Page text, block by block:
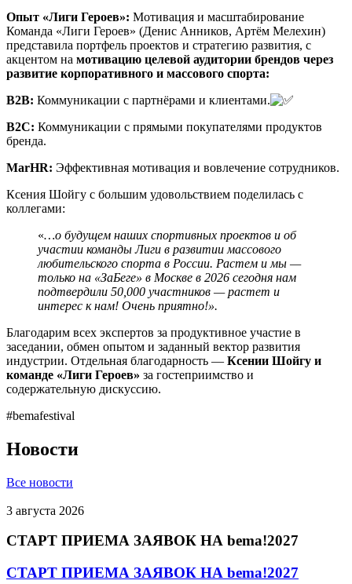
Опыт «Лиги Героев»: Мотивация и масштабирование
Команда «Лиги Героев» (Денис Анников, Артём Мелехин)
представила портфель проектов и стратегию развития, с
акцентом на мотивацию целевой аудитории брендов через
развитие корпоративного и массового спорта:
B2B: Коммуникации с партнёрами и клиентами.
В2С: Коммуникации с прямыми покупателями продуктов
бренда.
MarHR: Эффективная мотивация и вовлечение сотрудников.
Ксения Шойгу с большим удовольствием поделилась с
коллегами:
«…о будущем наших спортивных проектов и об
участии команды Лиги в развитии массового
любительского спорта в России. Растем и мы —
только на «ЗаБеге» в Москве в 2026 сегодня нам
подтвердили 50,000 участников — растет и
интерес к нам! Очень приятно!».
Благодарим всех экспертов за продуктивное участие в
заседании, обмен опытом и заданный вектор развития
индустрии. Отдельная благодарность — Ксении Шойгу и
команде «Лиги Героев» за гостеприимство и
содержательную дискуссию.
#bemafestival
Новости
Все новости
3 августа 2026
СТАРТ ПРИЕМА ЗАЯВОК НА bema!2027
СТАРТ ПРИЕМА ЗАЯВОК НА bema!2027